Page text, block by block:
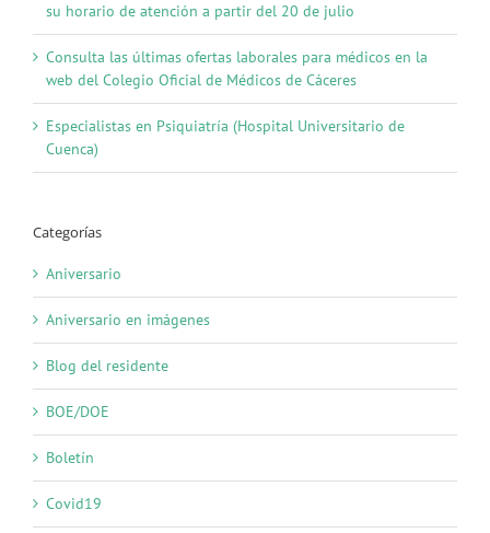
su horario de atención a partir del 20 de julio
Consulta las últimas ofertas laborales para médicos en la
web del Colegio Oficial de Médicos de Cáceres
Especialistas en Psiquiatría (Hospital Universitario de
Cuenca)
Categorías
Aniversario
Aniversario en imágenes
Blog del residente
BOE/DOE
Boletín
Covid19